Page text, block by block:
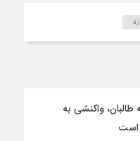
واکنشی به
است